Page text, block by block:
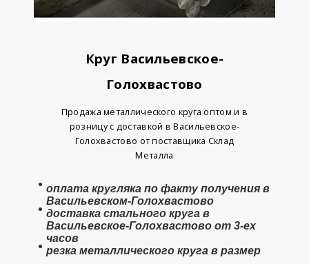
Круг Васильевское-
Голохвастово
Продажа металлического круга оптом и в
розницу с доставкой в Васильевское-
Голохвастово от поставщика Склад
Металла
оплата кругляка по факту получения в
Васильевском-Голохвастово
доставка стального круга в
Васильевское-Голохвастово от 3-ех
часов
резка металлического круга в размер